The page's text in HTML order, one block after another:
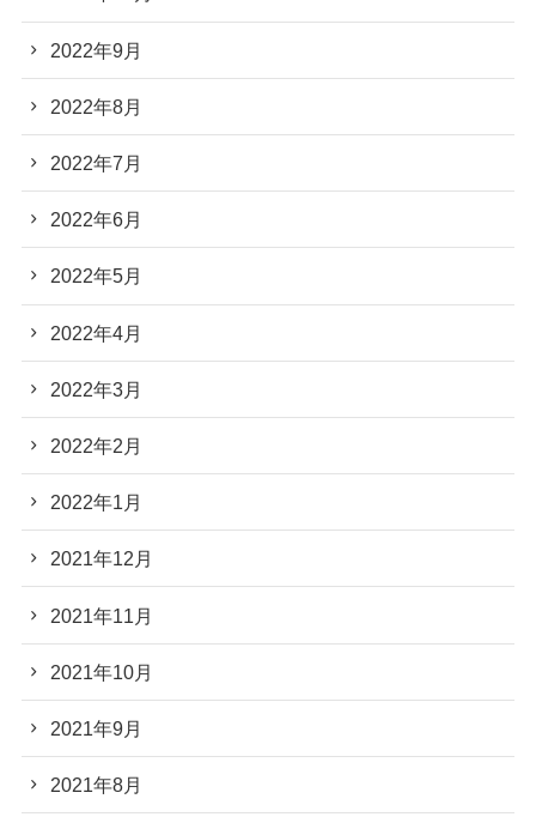
2022年9月
2022年8月
2022年7月
2022年6月
2022年5月
2022年4月
2022年3月
2022年2月
2022年1月
2021年12月
2021年11月
2021年10月
2021年9月
2021年8月